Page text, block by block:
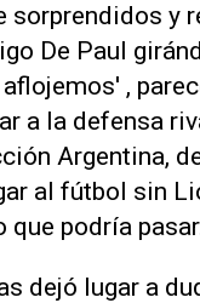
sorprendidos y
De Paul
,
a la defensa
Argentina,
al fútbol sin
podría
dejó lugar a